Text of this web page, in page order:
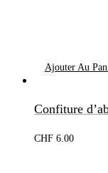
Ajouter Au
Confiture
CHF 6.00